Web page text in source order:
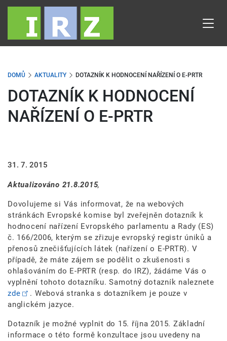
Přejít
obsahu
DOMŮ AKTUALITY DOTAZNÍK K HODNOCENÍ NAŘÍZENÍ O E-PRTR
DOTAZNÍK K HODNOCENÍ
NAŘÍZENÍ O E-PRTR
31. 7. 2015
Aktualizováno 21.8.2015,
Dovolujeme si Vás informovat, že na webových
stránkách Evropské komise byl zveřejněn dotazník k
hodnocení nařízení Evropského parlamentu a Rady (ES)
č. 166/2006, kterým se zřizuje evropský registr úniků a
přenosů znečišťujících látek (nařízení o E-PRTR). V
případě, že máte zájem se podělit o zkušenosti s
ohlašováním do E-PRTR (resp. do IRZ), žádáme Vás o
vyplnění tohoto dotazníku. Samotný dotazník naleznete
zde
. Webová stranka s dotazníkem je pouze v
anglickém jazyce.
Dotazník je možné vyplnit do 15. října 2015. Základní
informace o této formě konzultace jsou uvedeny na